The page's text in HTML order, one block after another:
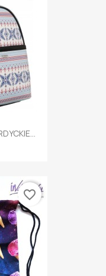
favorite_border